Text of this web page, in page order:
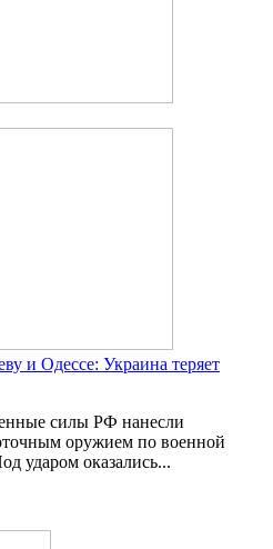
и Одессе: Украина теряет
силы РФ нанесли
оружием по военной
ударом оказались...